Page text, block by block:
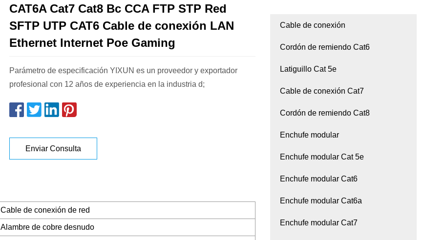
CAT6A Cat7 Cat8 Bc CCA FTP STP Red
SFTP UTP CAT6 Cable de conexión LAN
Ethernet Internet Poe Gaming
Parámetro de especificación YIXUN es un proveedor y exportador
profesional con 12 años de experiencia en la industria d;
Enviar Consulta
Cable de conexión de red
Alambre de cobre desnudo
Cable de conexión
Cordón de remiendo Cat6
Latiguillo Cat 5e
Cable de conexión Cat7
Cordón de remiendo Cat8
Enchufe modular
Enchufe modular Cat 5e
Enchufe modular Cat6
Enchufe modular Cat6a
Enchufe modular Cat7